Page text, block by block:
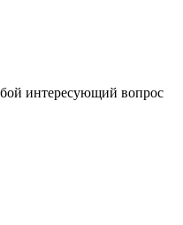
интересующий вопрос